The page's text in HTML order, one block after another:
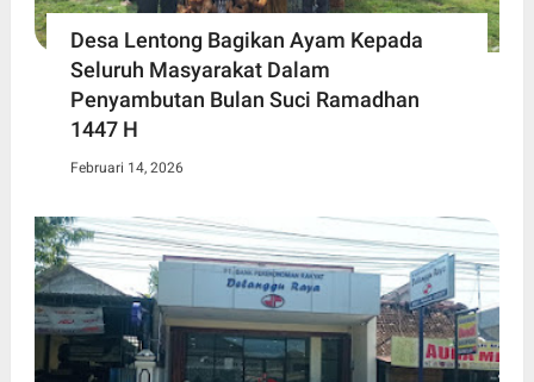
Desa Lentong Bagikan Ayam Kepada
Seluruh Masyarakat Dalam
Penyambutan Bulan Suci Ramadhan
1447 H
Februari 14, 2026